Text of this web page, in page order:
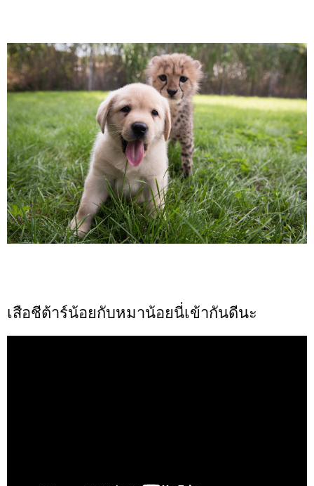
เสือชีต้าร์น้อยกับหมาน้อยนี่เข้ากันดีนะ